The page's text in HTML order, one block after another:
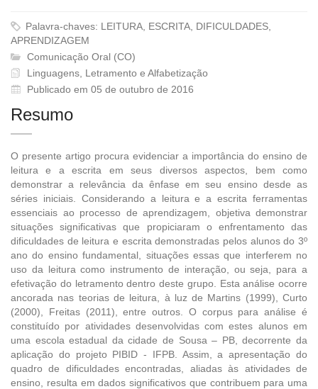
Palavra-chaves: LEITURA, ESCRITA, DIFICULDADES,
APRENDIZAGEM
Comunicação Oral (CO)
Linguagens, Letramento e Alfabetização
Publicado em 05 de outubro de 2016
Resumo
O presente artigo procura evidenciar a importância do ensino de
leitura e a escrita em seus diversos aspectos, bem como
demonstrar a relevância da ênfase em seu ensino desde as
séries iniciais. Considerando a leitura e a escrita ferramentas
essenciais ao processo de aprendizagem, objetiva demonstrar
situações significativas que propiciaram o enfrentamento das
dificuldades de leitura e escrita demonstradas pelos alunos do 3º
ano do ensino fundamental, situações essas que interferem no
uso da leitura como instrumento de interação, ou seja, para a
efetivação do letramento dentro deste grupo. Esta análise ocorre
ancorada nas teorias de leitura, à luz de Martins (1999), Curto
(2000), Freitas (2011), entre outros. O corpus para análise é
constituído por atividades desenvolvidas com estes alunos em
uma escola estadual da cidade de Sousa – PB, decorrente da
aplicação do projeto PIBID - IFPB. Assim, a apresentação do
quadro de dificuldades encontradas, aliadas às atividades de
ensino, resulta em dados significativos que contribuem para uma